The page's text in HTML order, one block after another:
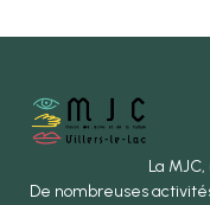
La
De nombreuses